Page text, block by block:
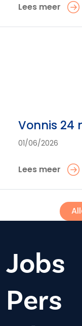
Lees meer
Vonnis 24
01/06/2026
Lees meer
Jobs
Pers